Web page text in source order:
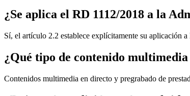
¿Se aplica el RD 1112/2018 a la
Sí, el artículo 2.2 establece explícitamente su aplicación
¿Qué tipo de contenido
Contenidos multimedia en directo y pregrabado de